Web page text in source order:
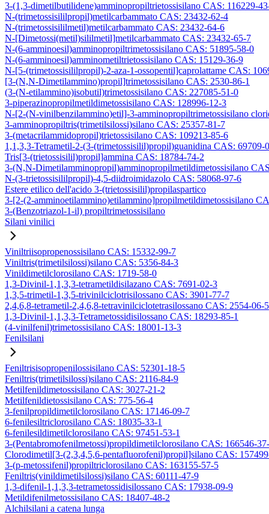
3-(1,3-dimetilbutilidene)amminopropiltrietossisilano CAS: 116229-
N-(trimetossisililpropil)metilcarbammato CAS: 23432-62-4
N-(trimetossisililmetil)metilcarbammato CAS: 23432-64-6
N-[Dimetossi(metil)sililmetil]metilcarbammato CAS: 23432-65-7
N-(6-amminoesil)amminopropiltrimetossisilano CAS: 51895-58-0
N-(6-amminoesil)amminometiltrietossisilano CAS: 15129-36-9
N-[5-(trimetossisililpropil)-2-aza-1-ossopentil]caprolattame CAS:
[3-(N,N-Dimetilammino)propil]trimetossisilano CAS: 2530-86-1
(3-(N-etilammino)isobutil)trimetossisilano CAS: 227085-51-0
3-piperazinopropilmetildimetossisilano CAS: 128996-12-3
N-[2-(N-vinilbenzilammino)etil]-3-amminopropiltrimetossisilano
3-amminopropiltris(trimetilsilossi)silano CAS: 25357-81-7
3-(metacrilammidopropil)trietossisilano CAS: 109213-85-6
1,1,3,3-Tetrametil-2-(3-(trimetossisilil)propil)guanidina CAS: 69709-
Tris[3-(trietossisilil)propil]ammina CAS: 18784-74-2
3-(N,N-Dimetilamminopropil)amminopropilmetildimetossisilano
N-(3-trietossisililpropil)-4,5-diidroimidazolo CAS: 58068-97-6
Estere etilico dell'acido 3-(trietossisilil)propilaspartico
3-[2-(2-amminoetilammino)etilammino]propilmetildimetossisilano
3-(Benzotriazol-1-il) propiltrimetossisilano
Silani vinilici
Viniltriisopropenossisilano CAS: 15332-99-7
Viniltris(trimetilsilossi)silano CAS: 5356-84-3
Vinildimetilclorosilano CAS: 1719-58-0
1,3-Divinil-1,1,3,3-tetrametildisilazano CAS: 7691-02-3
1,3,5-trimetil-1,3,5-trivinilciclotrisilossano CAS: 3901-77-7
2,4,6,8-tetrametil-2,4,6,8-tetravinilciclotetrasilossano CAS: 2554-06-5
1,3-Divinil-1,1,3,3-Tetrametossidisilossano CAS: 18293-85-1
(4-vinilfenil)trimetossisilano CAS: 18001-13-3
Fenilsilani
Feniltrisisopropenilossisilano CAS: 52301-18-5
Feniltris(trimetilsilossi)silano CAS: 2116-84-9
Metilfenildimetossisilano CAS: 3027-21-2
Metilfenildietossisilano CAS: 775-56-4
3-fenilpropildimetilclorosilano CAS: 17146-09-7
6-fenilesiltriclorosilano CAS: 18035-33-1
6-fenilesildimetilclorosilano CAS: 97451-53-1
3-(Pentabromofenilmetossi)propildimetilclorosilano CAS: 166546-
Clorodimetil[3-(2,3,4,5,6-pentafluorofenil)propil]silano CAS:
3-(p-metossifenil)propiltriclorosilano CAS: 163155-57-5
Feniltris(vinildimetilsilossi)silano CAS: 60111-47-9
1,3-difenil-1,1,3,3-tetrametossidisilossano CAS: 17938-09-9
Metildifenilmetossisilano CAS: 18407-48-2
Alchilsilani a catena lunga